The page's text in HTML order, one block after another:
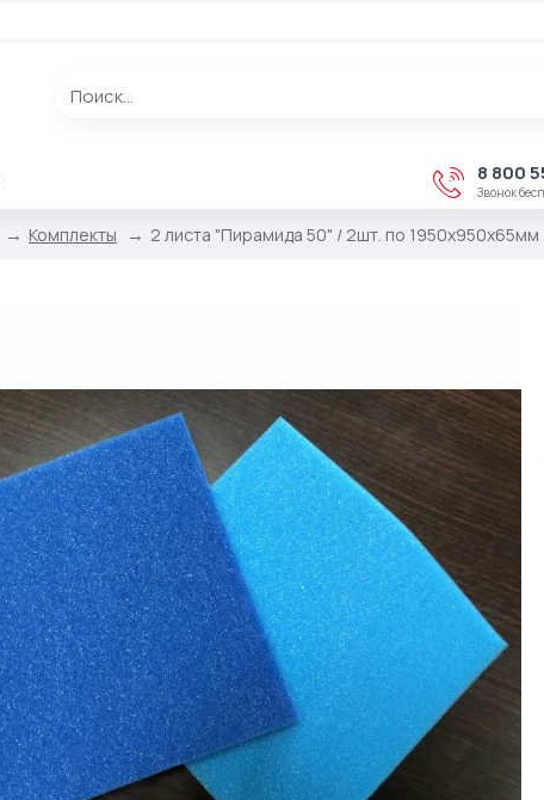
8 800
Звонок
Комплекты 2 листа "Пирамида 50" / 2шт. по